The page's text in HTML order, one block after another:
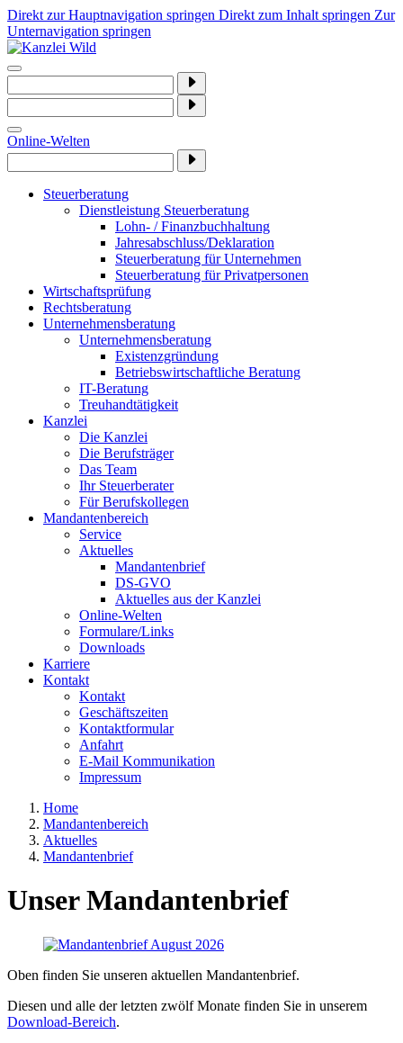
Direkt zur Hauptnavigation springen Direkt zum Inhalt springen Zur
Unternavigation springen
Online-Welten
Steuerberatung
Dienstleistung Steuerberatung
Lohn- / Finanzbuchhaltung
Jahresabschluss/Deklaration
Steuerberatung für Unternehmen
Steuerberatung für Privatpersonen
Wirtschaftsprüfung
Rechtsberatung
Unternehmensberatung
Unternehmensberatung
Existenzgründung
Betriebswirtschaftliche Beratung
IT-Beratung
Treuhandtätigkeit
Kanzlei
Die Kanzlei
Die Berufsträger
Das Team
Ihr Steuerberater
Für Berufskollegen
Mandantenbereich
Service
Aktuelles
Mandantenbrief
DS-GVO
Aktuelles aus der Kanzlei
Online-Welten
Formulare/Links
Downloads
Karriere
Kontakt
Kontakt
Geschäftszeiten
Kontaktformular
Anfahrt
E-Mail Kommunikation
Impressum
Home
Mandantenbereich
Aktuelles
Mandantenbrief
Unser Mandantenbrief
Oben finden Sie unseren aktuellen Mandantenbrief.
Diesen und alle der letzten zwölf Monate finden Sie in unserem
Download-Bereich.